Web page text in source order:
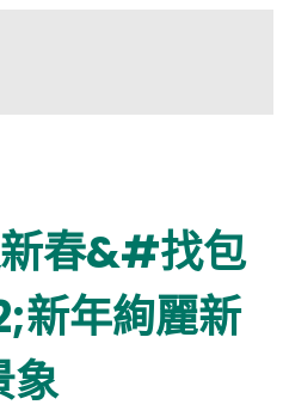
春&#找包
新年絢麗新
象